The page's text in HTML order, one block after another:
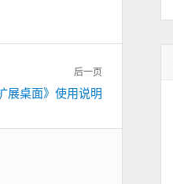
后一页
展桌面》使用说明